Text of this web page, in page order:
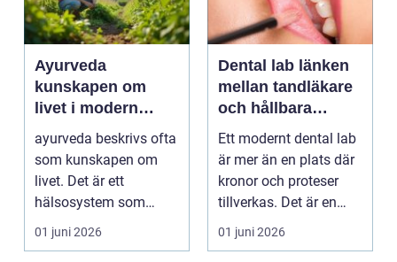
Ayurveda
kunskapen om
livet i modern
vardag
ayurveda beskrivs ofta
som kunskapen om
livet. Det är ett
hälsosystem som
betonar balans, helhet
och...
01 juni 2026
Dental lab länken
mellan tandläkare
och hållbara
leenden
Ett modernt dental lab
är mer än en plats där
kronor och proteser
tillverkas. Det är en
teknisk och ...
01 juni 2026